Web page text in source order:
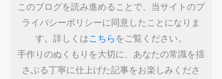
このブログを読み進めることで、当サイトのプ
ライバシーポリシーに同意したことになりま
す。詳しくはこちら をご覧ください。
手作りのぬくもりを大切に、あなたの常識を揺
さぶる丁寧に仕上げた記事をお楽しみくださ